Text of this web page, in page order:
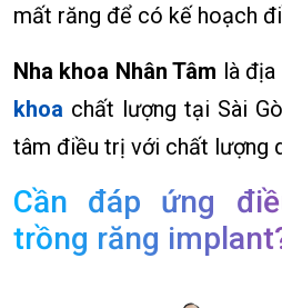
mất răng để có kế hoạch
Nha khoa Nhân Tâm là
khoa chất lượng tại Sài
tâm điều trị với chất lượng
Cần đáp ứng
trồng răng